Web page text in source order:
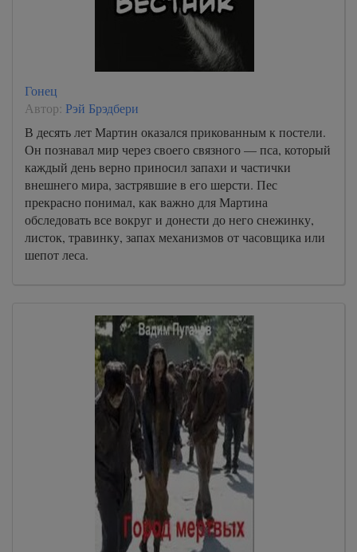
Гонец
Автор: Рэй Брэдбери
В десять лет Мартин оказался прикованным к постели.
Он познавал мир через своего связного — пса, который
каждый день верно приносил запахи и частички
внешнего мира, застрявшие в его шерсти. Пес
прекрасно понимал, как важно для Мартина
обследовать все вокруг и донести до него снежинку,
листок, травинку, запах механизмов от часовщика или
шепот леса.